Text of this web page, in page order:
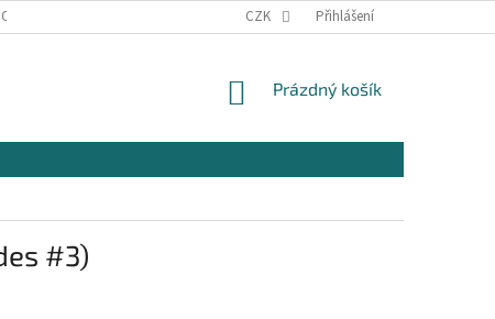
ÚDAJŮ CZK Přihlášení
NÁKUPNÍ
Prázdný košík
#3)